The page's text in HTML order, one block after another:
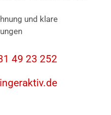
und klare
49 23 252